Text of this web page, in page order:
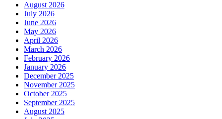
August 2026
July 2026
June 2026
May 2026
April 2026
March 2026
February 2026
January 2026
December 2025
November 2025
October 2025
September 2025
August 2025